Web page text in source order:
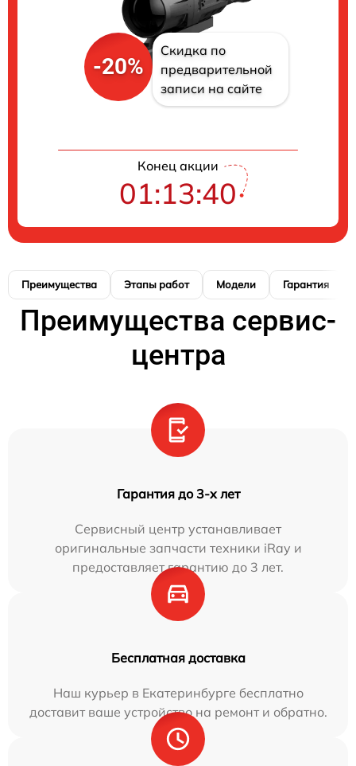
-20%
Скидка по
предварительной
записи на сайте
Конец акции
01:13:40
Преимущества Этапы работ Модели Гарантия
Преимущества сервис-
центра
Гарантия до 3-х лет
Сервисный центр устанавливает
оригинальные запчасти техники iRay и
предоставляет гарантию до 3 лет.
Бесплатная доставка
Наш курьер в Екатеринбурге бесплатно
доставит ваше устройство на ремонт и обратно.